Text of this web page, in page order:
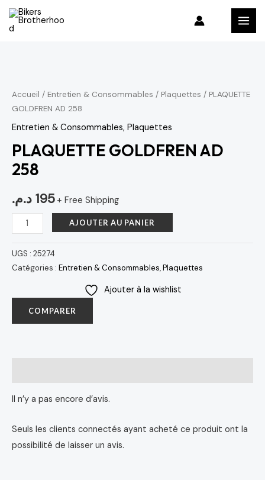
Aller
Accueil / Entretien & Consommables / Plaquettes / PLAQUETTE
GOLDFREN AD 258
Entretien & Consommables, Plaquettes
PLAQUETTE GOLDFREN AD
258
195 د.م. + Free Shipping
PLAQUETTE
GOLDFREN
AD
258
AJOUTER AU PANIER
UGS : 25274
Catégories : Entretien & Consommables,Plaquettes
Ajouter à la wishlist
COMPARER
Il n’y a pas encore d’avis.
Seuls les clients connectés ayant acheté ce produit ont la
possibilité de laisser un avis.